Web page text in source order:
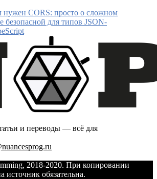
нужен CORS: просто о сложном
безопасной для типов JSON-
и переводы — всё для
2018-2020. При копировании
источник обязательна.